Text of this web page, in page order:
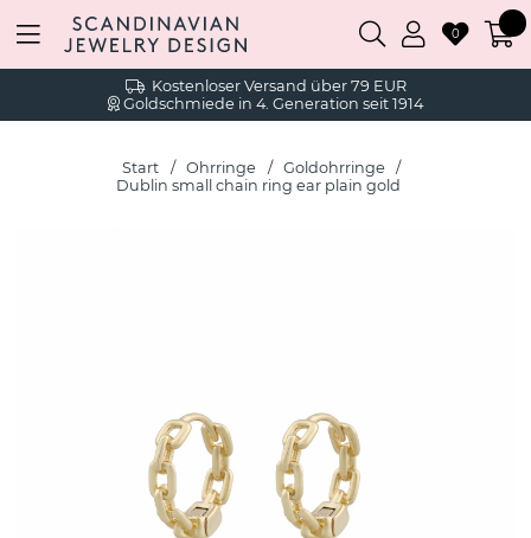
Kostenloser Versand über 79 EUR
Goldschmiede in 4. Generation seit 1914
0
Start Ohrringe
Goldohrringe
Dublin small chain ring ear plain gold